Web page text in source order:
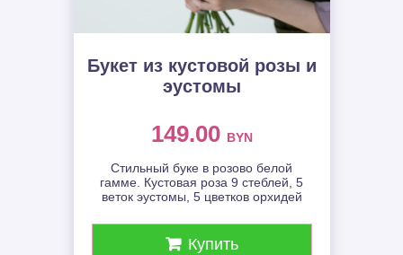
Букет из кустовой розы и
эустомы
149.00 BYN
Стильный буке в розово белой
гамме. Кустовая роза 9 стеблей, 5
веток эустомы, 5 цветков орхидей
Купить